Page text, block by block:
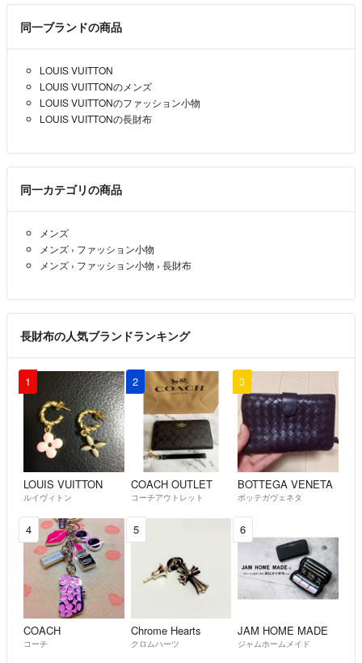
よろしくお願いします。
@みい様
コメントありがとうございます。35000円まででしたらお値下げ可能
出品者
みい - 約2年前
同一ブランドの商品
LOUIS VUITTON
LOUIS VUITTONのメンズ
LOUIS VUITTONのファッション小物
LOUIS VUITTONの長財布
同一カテゴリの商品
メンズ
メンズ › ファッション小物
メンズ › ファッション小物 › 長財布
長財布の人気ブランドランキング
1
LOUIS VUITTON
ルイヴィトン
2
COACH OUTLET
コーチアウトレット
3
BOTTEGA VENETA
ボッテガヴェネタ
4
COACH
コーチ
5
Chrome Hearts
クロムハーツ
6
JAM HOME MADE
ジャムホームメイド